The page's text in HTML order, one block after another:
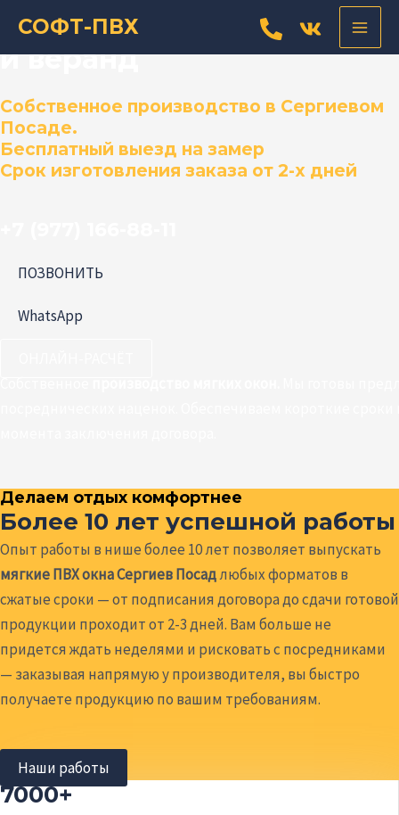
СОФТ-ПВХ
MAIN
Мягкие окна для беседок
и веранд
Собственное производство в Сергиевом
Посаде.
Бесплатный выезд на замер
Срок изготовления заказа от 2-х дней
ПОЗВОНИТЬ
WhatsApp
Делаем отдых комфортнее
Более 10 лет успешной работы
Опыт работы в нише более 10 лет позволяет выпускать
мягкие ПВХ окна Сергиев Посадлюбых форматов в
сжатые сроки — от подписания договора до сдачи готовой
продукции проходит от 2-3 дней. Вам больше не
придется ждать неделями и рисковать с посредниками
— заказывая напрямую у производителя, вы быстро
получаете продукцию по вашим требованиям.
Наши работы
7000+
вверх